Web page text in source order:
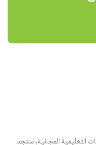
التعليمية المجانية, ستجد